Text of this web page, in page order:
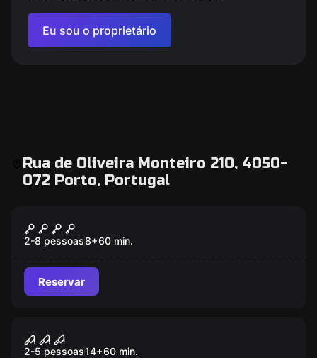
Eu sou o proprietário
Rua de Oliveira Monteiro 210, 4050-
072 Porto, Portugal
Wonderland
2-8 pessoas8+60 min.
Reservar
Serial Killer
2-5 pessoas14+60 min.